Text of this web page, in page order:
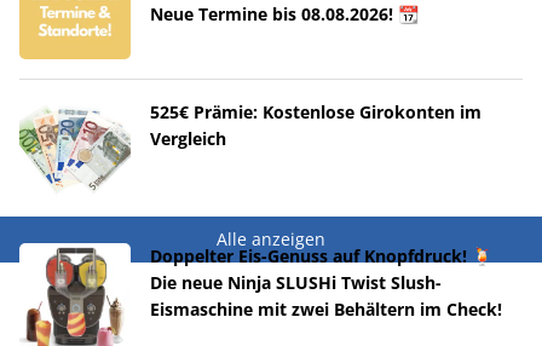
Neue Termine bis 08.08.2026! 📆
525€ Prämie: Kostenlose Girokonten im
Vergleich
Alle anzeigen
Doppelter Eis-Genuss auf Knopfdruck! 🍹
Die neue Ninja SLUSHi Twist Slush-
Eismaschine mit zwei Behältern im Check!